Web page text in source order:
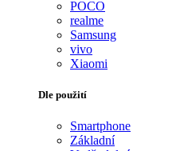
POCO
realme
Samsung
vivo
Xiaomi
Dle použití
Smartphone
Základní